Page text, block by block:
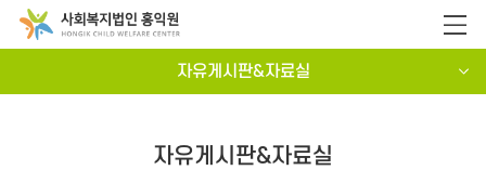
자유게시판&자료실
자유게시판&자료실